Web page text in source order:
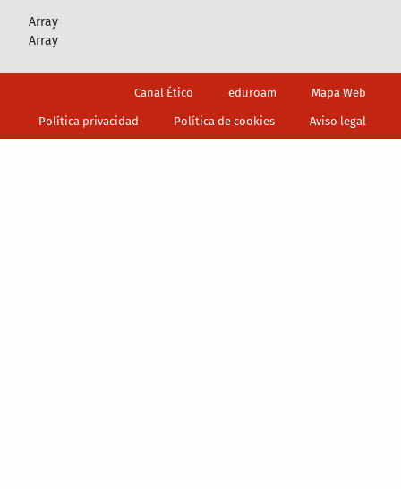
Array
Array
Canal Ético eduroam Mapa Web
Política privacidad Política de cookies Aviso legal